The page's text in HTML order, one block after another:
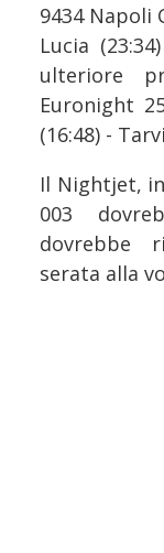
9434 Napoli
Lucia
ulteriore
Euronight
(16:48) -
Il Nightjet,
003
dovrebbe
serata alla